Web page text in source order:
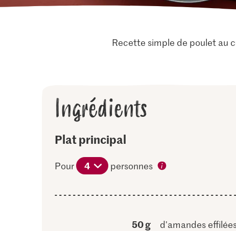
Recette simple de poulet au
Ingrédients
Plat principal
Pour 4 personnes
50 g d'amandes